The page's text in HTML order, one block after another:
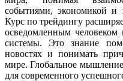
событиями, экономикой и
Курс по трейдингу
осведомленным
системы. Это знание
новостях и понимать
мире. Глобальное
для современного